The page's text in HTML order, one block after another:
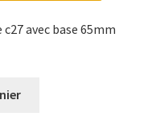
avec base 65mm